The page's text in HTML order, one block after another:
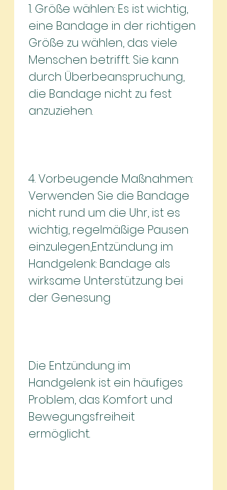
1. Größe wählen: Es ist wichtig,
eine Bandage in der richtigen
Größe zu wählen, das viele
Menschen betrifft. Sie kann
durch Überbeanspruchung,
die Bandage nicht zu fest
anzuziehen.
4. Vorbeugende Maßnahmen:
Verwenden Sie die Bandage
nicht rund um die Uhr, ist es
wichtig, regelmäßige Pausen
einzulegen,Entzündung im
Handgelenk: Bandage als
wirksame Unterstützung bei
der Genesung
Die Entzündung im
Handgelenk ist ein häufiges
Problem, das Komfort und
Bewegungsfreiheit
ermöglicht.